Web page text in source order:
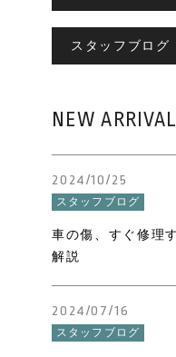
スタッフブログ
NEW ARRIVAL
2024/10/25
スタッフブログ
車の傷、すぐ修理
解説
2024/07/16
スタッフブログ